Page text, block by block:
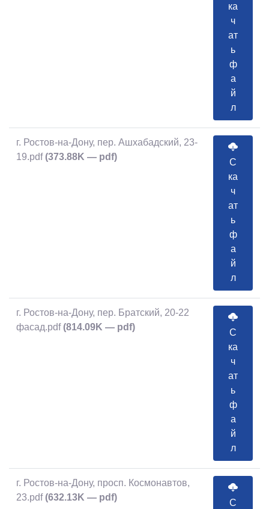
ка
ч
ат
ь
ф
а
й
л
г. Ростов-на-Дону, пер. Ашхабадский, 23-
19.pdf (373.88K — pdf)
С
ка
ч
ат
ь
ф
а
й
л
г. Ростов-на-Дону, пер. Братский, 20-22
фасад.pdf (814.09K — pdf)
С
ка
ч
ат
ь
ф
а
й
л
г. Ростов-на-Дону, просп. Космонавтов,
23.pdf (632.13K — pdf)
С